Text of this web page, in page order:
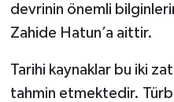
devrinin önemli
Zahide Hatun’a aittir.
Tarihi kaynaklar bu iki
tahmin etmektedir.